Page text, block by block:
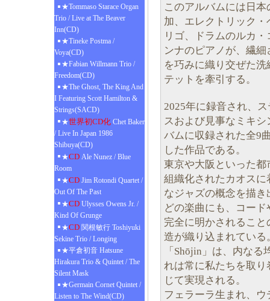
★Tommaso Starace Organ
Trio / Live at The Beaver
Inn(CD)
★Tineke Postma /
Voya(CD)
★Fabian Willmann Trio /
Freedom(CD)
★The Ghost, The King And
I Featuring Scott Hamilton &
Strings(SACD)
★世界初CD化 Chet Baker
/ Live In Japan 1986
Shibuya(CD)
★CD Ale Nunez / Blue
Room
★CD Jim Rotondi Quartet /
Out Of The Past
★CD Ulysses Owens Jr. /
Kind Of Grunge
★CD 関根敏行 Toshiyuki
Sekine Trio / Longing
★平倉初音 Hatsune
Hirakura Trio & Quintet / The
Silent Mask
★Germain Cornet Quintet /
Listen to The Wind(CD)
このアルバムには日
加、エレクトリック
リゴ、ドラムのルカ
ンナのピアノが、繊
を巧みに織り交ぜた
テットを牽引する。
2025年に録音され、
スおよび見事なミキ
バムに収録された全9
した作品である。
東京や大阪といった
組織化されたカオス
なジャズの概念を描
どの楽曲にも、コー
完全に明かされるこ
造が織り込まれている
「Shōjin」は、内な
れは常に私たちを取
じて実現される。
フェラーラ生まれ、